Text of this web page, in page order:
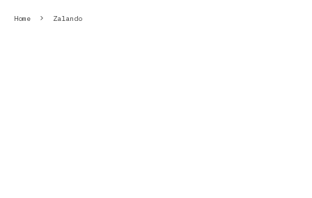
Home Zalando